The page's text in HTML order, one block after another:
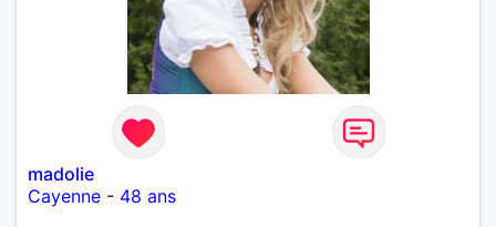
madolie
Cayenne - 48 ans